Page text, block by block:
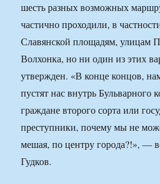
шесть разных возможных
частично проходили, в
Славянской площадям, улицам
Волхонка, но ни один из этих
утвержден. «В конце концов,
пустят нас внутрь
граждане второго сорта или
преступники, почему мы не
мешая, по центру города?!», —
Гудков.